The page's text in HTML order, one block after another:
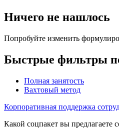
Ничего не нашлось
Попробуйте изменить
Быстрые фильтры
Полная занятость
Вахтовый метод
Корпоративная поддержка
Какой соцпакет вы предлагаете